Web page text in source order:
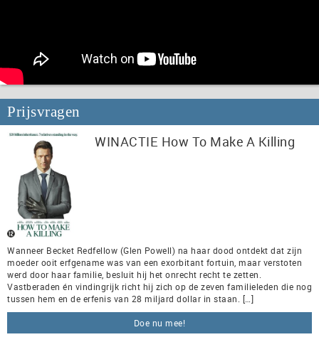
Prijsvragen
WINACTIE How To Make A Killing
Wanneer Becket Redfellow (Glen Powell) na haar dood ontdekt dat zijn
moeder ooit erfgename was van een exorbitant fortuin, maar verstoten
werd door haar familie, besluit hij het onrecht recht te zetten.
Vastberaden én vindingrijk richt hij zich op de zeven familieleden die nog
tussen hem en de erfenis van 28 miljard dollar in staan. […]
Doe nu mee!